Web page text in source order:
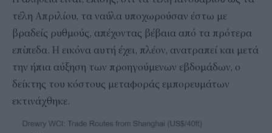
τέλη Απριλίου, τα ναύλα υποχωρούσαν έστω με
βραδείς ρυθμούς, απέχοντας βέβαια από τα πρότερα
επίπεδα. Η εικόνα αυτή έχει, πλέον, ανατραπεί και μετά
την ήπια αύξηση των προηγούμενων εβδομάδων, ο
δείκτης του κόστους μεταφοράς εμπορευμάτων
εκτινάχθηκε.